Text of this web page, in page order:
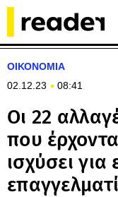
ΟΙΚΟΝΟΜΙΑ
02.12.23
08:41
Οι 22
που
ισχύσει